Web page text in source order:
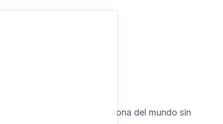
su selección es campeona del mundo sin